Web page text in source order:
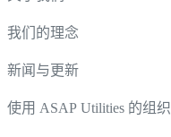
我们的理念
新闻与更新
使用 ASAP Utilities 的组织